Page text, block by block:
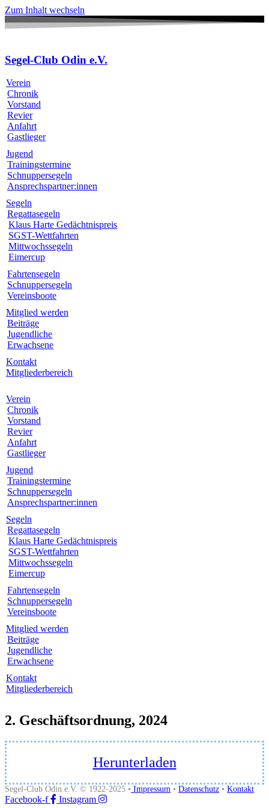
Zum Inhalt wechseln
Segel-Club Odin e.V.
Verein
Chronik
Vorstand
Revier
Anfahrt
Gastlieger
Jugend
Trainingstermine
Schnuppersegeln
Ansprechspartner:innen
Segeln
Regattasegeln
Klaus Harte Gedächtnispreis
SGST-Wettfahrten
Mittwochssegeln
Eimercup
Fahrtensegeln
Schnuppersegeln
Vereinsboote
Mitglied werden
Beiträge
Jugendliche
Erwachsene
Kontakt
Mitgliederbereich
Verein
Chronik
Vorstand
Revier
Anfahrt
Gastlieger
Jugend
Trainingstermine
Schnuppersegeln
Ansprechspartner:innen
Segeln
Regattasegeln
Klaus Harte Gedächtnispreis
SGST-Wettfahrten
Mittwochssegeln
Eimercup
Fahrtensegeln
Schnuppersegeln
Vereinsboote
Mitglied werden
Beiträge
Jugendliche
Erwachsene
Kontakt
Mitgliederbereich
2. Geschäftsordnung, 2024
Herunterladen
Segel-Club Odin e.V. © 1922-2025 • Impressum • Datenschutz • Kontakt
Facebook-f Instagram